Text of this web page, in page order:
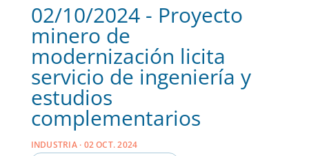
02/10/2024 - Proyecto
minero de
modernización licita
servicio de ingeniería y
estudios
complementarios
INDUSTRIA · 02 OCT. 2024